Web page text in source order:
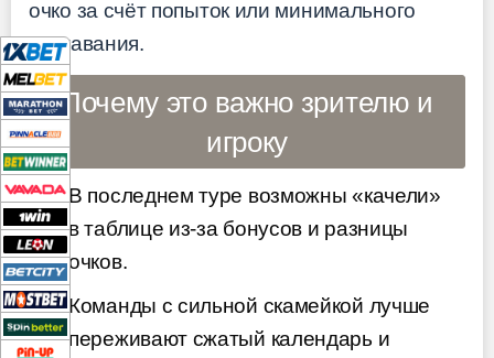
очко за счёт попыток или минимального
отставания.
Почему это важно зрителю и
игроку
В последнем туре возможны «качели»
в таблице из-за бонусов и разницы
очков.
Команды с сильной скамейкой лучше
переживают сжатый календарь и